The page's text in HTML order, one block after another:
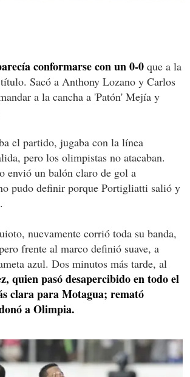
conformarse con un 0-0 que a la
Sacó a Anthony Lozano y Carlos
a la cancha a 'Patón' Mejía y
el partido, jugaba con la línea
pero los olimpistas no atacaban.
envió un balón claro de gol a
pudo definir porque Portigliatti salió y
nuevamente corrió toda su banda,
frente al marco definió suave, a
azul. Dos minutos más tarde, al
quien pasó desapercibido en todo el
clara para Motagua; remató
a Olimpia.